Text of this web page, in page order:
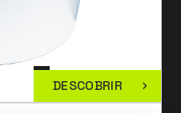
DESCOBRIR